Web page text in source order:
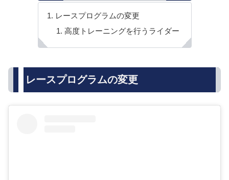
レースプログラムの変更
高度トレーニングを行うライダー
レースプログラムの変更